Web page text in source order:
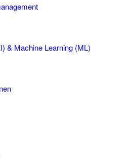
& Machine Learning (ML)